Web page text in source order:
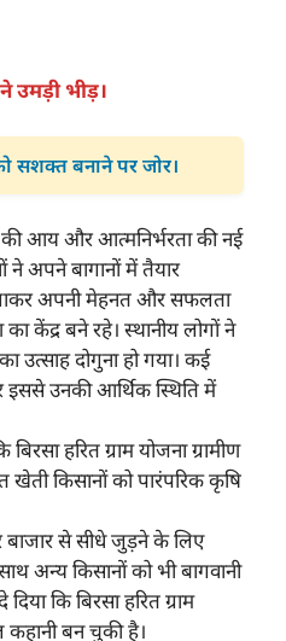
उमड़ी भीड़।
सशक्त बनाने पर जोर।
की आय और आत्मनिर्भरता की नई
अपने बागानों में तैयार
अपनी मेहनत और सफलता
बने रहे। स्थानीय लोगों ने
उत्साह दोगुना हो गया। कई
उनकी आर्थिक स्थिति में
हरित ग्राम योजना ग्रामीण
खेती किसानों को पारंपरिक कृषि
से सीधे जुड़ने के लिए
अन्य किसानों को भी बागवानी
कि बिरसा हरित ग्राम
कहानी बन चुकी है।